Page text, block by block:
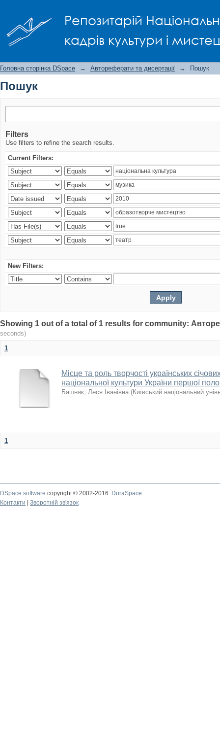
Репозитарій
кадрів культури і
Головна сторінка DSpace → Автореферати та дисертації → Пошук
Пошук
Filters
Use filters to refine the search results.
Current Filters:
New Filters:
Showing 1 out of a total of 1 results for community:
seconds)
1
Місце та роль творчості українських
національної культури України першої
Башняк, Леся Іванівна (Київський національний
1
DSpace software copyright © 2002-2016
DuraSpace
Контакти
Зворотній зв'язок